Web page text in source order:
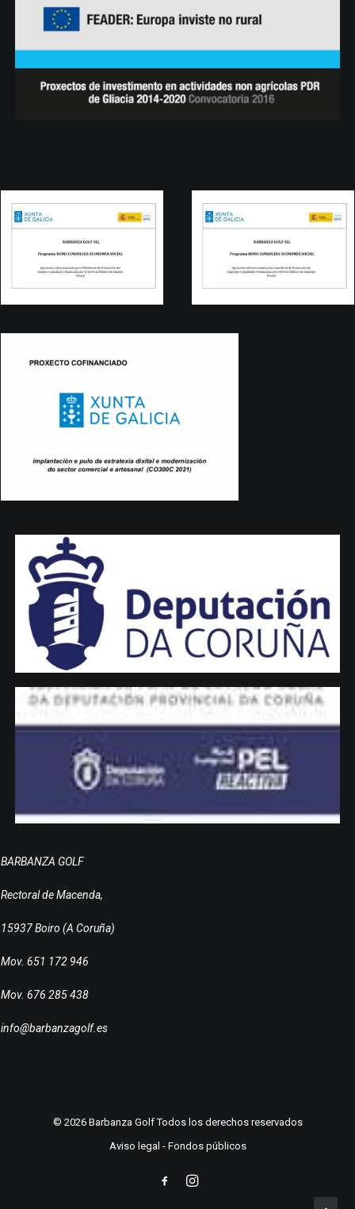
BARBANZA GOLF
Rectoral de Macenda,
15937 Boiro (A Coruña)
Mov. 651 172 946
Mov. 676 285 438
info@barbanzagolf.es
© 2026 Barbanza Golf Todos los derechos reservados
Aviso legal - Fondos públicos